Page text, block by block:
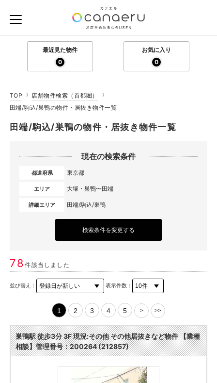
最近見た物件
0
お気に入り
0
TOP
店舗物件検索（首都圏）
田端/駒込/巣鴨の物件・居抜き物件一覧
田端/駒込/巣鴨の物件・居抜き物件一覧
現在の検索条件
都道府県 東京都
エリア 大塚・巣鴨〜田端
詳細エリア 田端/駒込/巣鴨
検索条件を変更する
78件該当しました
並び替え： 表示件数：
1 2 3 4 5 > >>
巣鴨駅 徒歩3分 3F 現況:その他 その他居抜きなど物件 【業種
相談】管理番号：200264 (212857)